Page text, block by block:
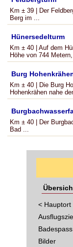
Km ± 39 | Der
Berg im ...
Hünersedelturm
Km ± 40 | Auf dem
Höhe von 744
Burg
Km ± 40 | Die Burg
Hohenkrähen nahe
Km ± 40 | Der
Bad ...
< Hauptort
Badespass
Bilder